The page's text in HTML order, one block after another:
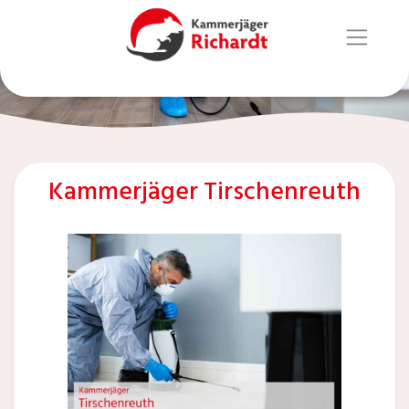
Kammerjäger Tirschenreuth